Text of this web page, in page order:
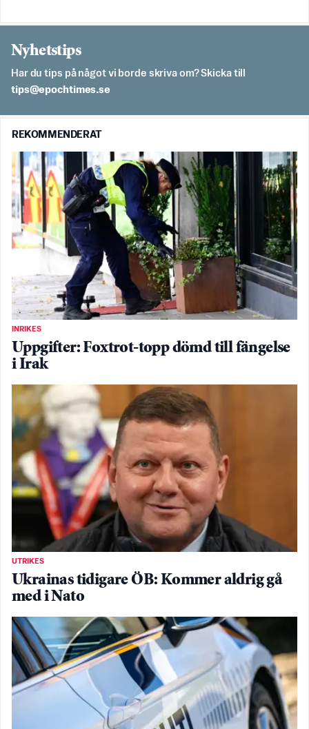
Nyhetstips
Har du tips på något vi borde skriva om? Skicka till
es.semithcope@spit
REKOMMENDERAT
INRIKES
Uppgifter: Foxtrot-topp dömd till fängelse
i Irak
UTRIKES
Ukrainas tidigare ÖB: Kommer aldrig gå
med i Nato